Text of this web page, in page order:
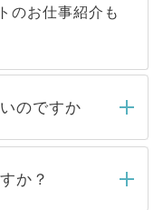
のお仕事紹介も
のですか
弊社担当者がご
メールもしくは
か？